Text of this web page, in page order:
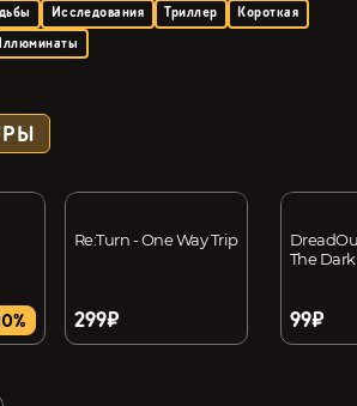
Исследования Триллер
Короткая
Re:Turn - One Way Trip
299₽
The Dark
99₽